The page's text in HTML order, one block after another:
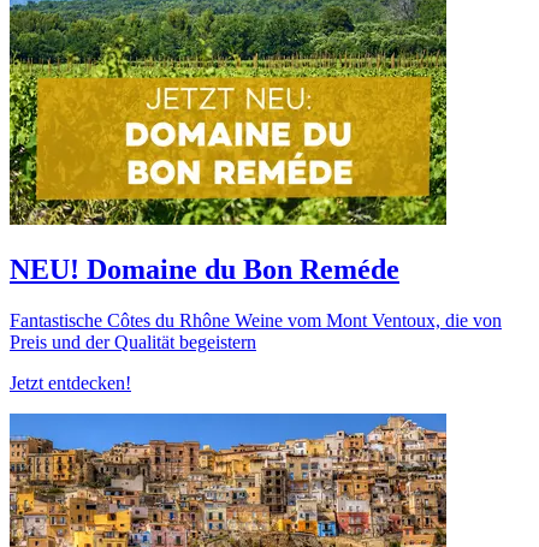
NEU! Domaine du Bon Reméde
Fantastische Côtes du Rhône Weine vom Mont Ventoux, die von
Preis und der Qualität begeistern
Jetzt entdecken!